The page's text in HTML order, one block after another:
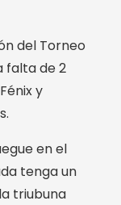
del Torneo
falta de 2
y
en el
tenga un
triubuna